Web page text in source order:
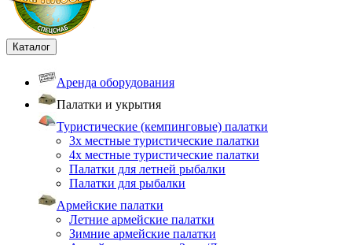
Каталог
Аренда оборудования
Палатки и укрытия
Туристические (кемпинговые) палатки
3х местные туристические палатки
4х местные туристические палатки
Палатки для летней рыбалки
Палатки для рыбалки
Армейские палатки
Летние армейские палатки
Зимние армейские палатки